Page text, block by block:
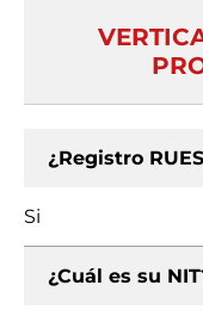
¿Registro
Si
¿Cuál es su